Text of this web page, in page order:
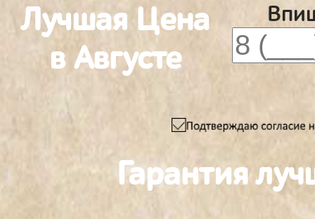
Лучшая Цена
в Августе
Гарантия